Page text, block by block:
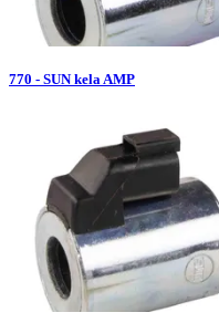
770 - SUN kela AMP